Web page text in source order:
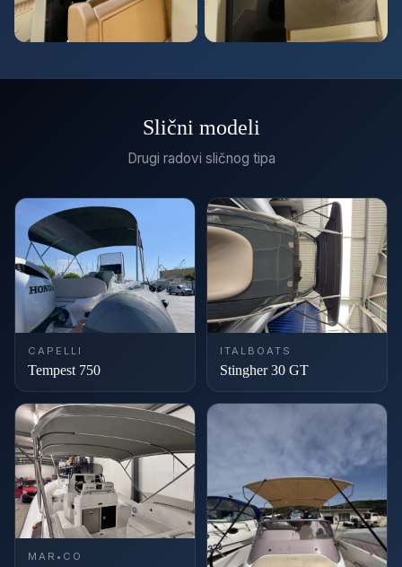
Slični modeli
Drugi radovi sličnog tipa
CAPELLI
Tempest 750
ITALBOATS
Stingher 30 GT
MAR•CO